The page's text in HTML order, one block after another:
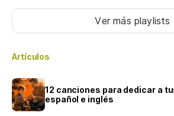
Ver más playlists
Artículos
12 canciones para dedicar a
español e inglés